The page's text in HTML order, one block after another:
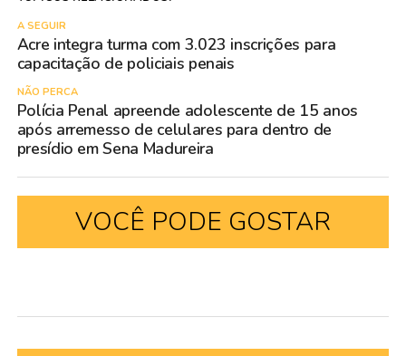
A SEGUIR
Acre integra turma com 3.023 inscrições para
capacitação de policiais penais
NÃO PERCA
Polícia Penal apreende adolescente de 15 anos
após arremesso de celulares para dentro de
presídio em Sena Madureira
VOCÊ PODE GOSTAR